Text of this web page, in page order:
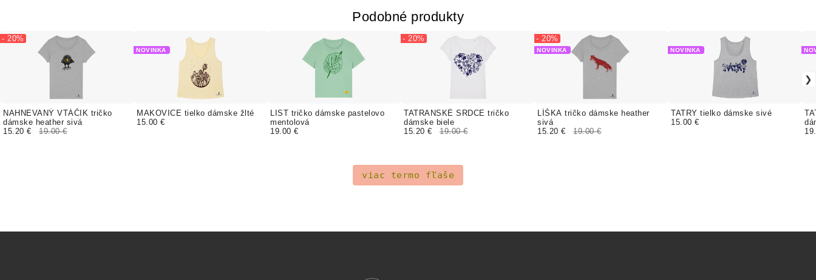
Podobné produkty
NAHNEVANÝ VTÁČIK tričko
dámske heather sivá
- 20%
15.20 € 19.00 €
MAKOVICE tielko dámske žlté
NOVINKA
15.00 €
LIST tričko dámske pastelovo
mentolová
19.00 €
TATRANSKÉ SRDCE tričko
dámske biele
- 20%
15.20 € 19.00 €
LÍŠKA tričko dámske heather
sivá
NOVINKA
- 20%
15.20 € 19.00 €
TATRY tielko dámske sivé
NOVINKA
15.00 €
viac termo fľaše